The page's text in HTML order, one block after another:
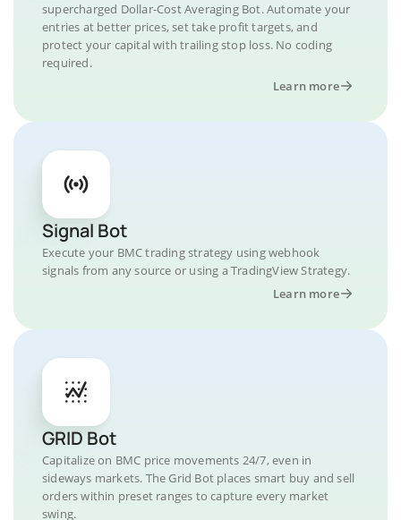
supercharged Dollar-Cost Averaging Bot. Automate your
entries at better prices, set take profit targets, and
protect your capital with trailing stop loss. No coding
required.
Learn more
Signal Bot
Execute your BMC trading strategy using webhook
signals from any source or using a TradingView Strategy.
Learn more
GRID Bot
Capitalize on BMC price movements 24/7, even in
sideways markets. The Grid Bot places smart buy and sell
orders within preset ranges to capture every market
swing.